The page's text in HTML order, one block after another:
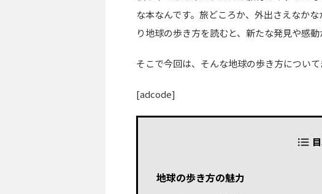
な本なんです。旅どころか、外出さえなか
り地球の歩き方を読むと、新たな発見や感動
そこで今回は、そんな地球の歩き方について
[adcode]
地球の歩き方の魅力